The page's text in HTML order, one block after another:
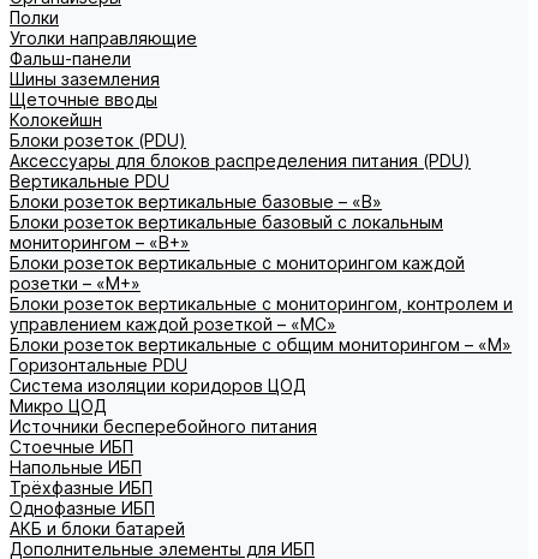
Полки
Уголки направляющие
Фальш-панели
Шины заземления
Щеточные вводы
Колокейшн
Блоки розеток (PDU)
Аксессуары для блоков распределения питания (PDU)
Вертикальные PDU
Блоки розеток вертикальные базовые – «В»
Блоки розеток вертикальные базовый с локальным
мониторингом – «В+»
Блоки розеток вертикальные с мониторингом каждой
розетки – «М+»
Блоки розеток вертикальные с мониторингом, контролем и
управлением каждой розеткой – «МС»
Блоки розеток вертикальные с общим мониторингом – «М»
Горизонтальные PDU
Система изоляции коридоров ЦОД
Микро ЦОД
Источники бесперебойного питания
Стоечные ИБП
Напольные ИБП
Трёхфазные ИБП
Однофазные ИБП
АКБ и блоки батарей
Дополнительные элементы для ИБП